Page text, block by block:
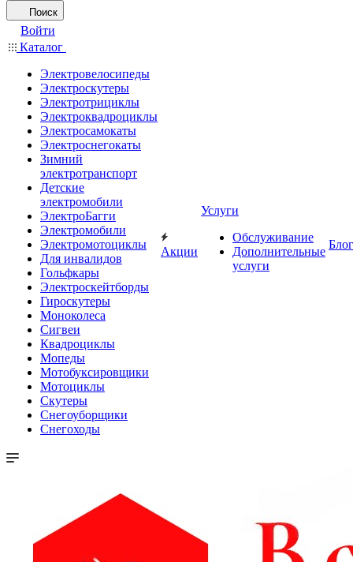
Поиск
Войти
Каталог
Электровелосипеды
Электроскутеры
Электротрициклы
Электроквадроциклы
Электросамокаты
Электроснегокаты
Зимний
электротранспорт
Детские
электромобили
ЭлектроБагги
Электромобили
Электромотоциклы
Для инвалидов
Гольфкары
Электроскейтборды
Гироскутеры
Моноколеса
Сигвеи
Квадроциклы
Мопеды
Мотобуксировщики
Мотоциклы
Скутеры
Снегоуборщики
Снегоходы
Акции
Услуги
Обслуживание
Дополнительные
услуги
Блог